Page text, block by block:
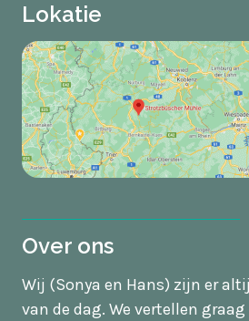
Lokatie
Over ons
Wij (Sonya en Hans) zijn er
van de dag. We vertellen graag